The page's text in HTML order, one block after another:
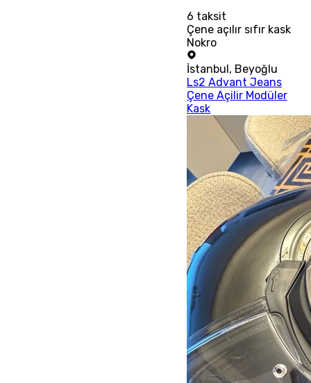
6 taksit
Çene açılır sıfır kask
Nokro
İstanbul , Beyoğlu
Ls2 Advant Jeans
Çene Açilir Modüler
Kask